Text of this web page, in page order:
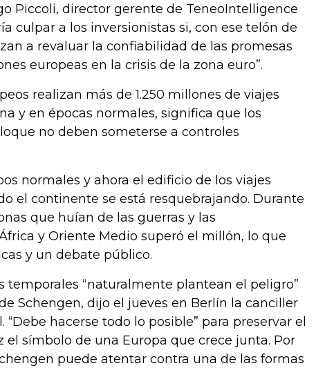
Piccoli, director gerente de TeneoIntelligence
culpar a los inversionistas si, con ese telón de
a revaluar la confiabilidad de las promesas
europeas en la crisis de la zona euro”.
realizan más de 1.250 millones de viajes
y en épocas normales, significa que los
no deben someterse a controles
normales y ahora el edificio de los viajes
el continente se está resquebrajando. Durante
que huían de las guerras y las
y Oriente Medio superó el millón, lo que
y un debate público.
temporales “naturalmente plantean el peligro”
Schengen, dijo el jueves en Berlín la canciller
hacerse todo lo posible” para preservar el
el símbolo de una Europa que crece junta. Por
puede atentar contra una de las formas